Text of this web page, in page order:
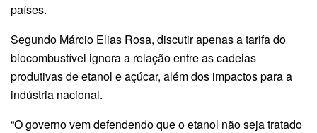
países.
Segundo Márcio Elias Rosa, discutir apenas a tarifa do
biocombustível ignora a relação entre as cadeias
produtivas de etanol e açúcar, além dos impactos para a
indústria nacional.
“O governo vem defendendo que o etanol não seja tratado